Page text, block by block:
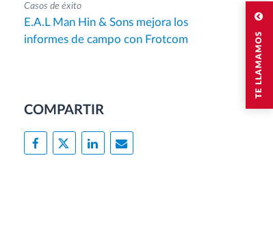
TE LLAMAMOS
Casos de éxito
E.A.L Man Hin & Sons mejora los
informes de campo con Frotcom
COMPARTIR